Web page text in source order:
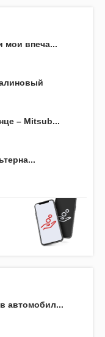
мои впеча...
– Mitsub...
автомобил...